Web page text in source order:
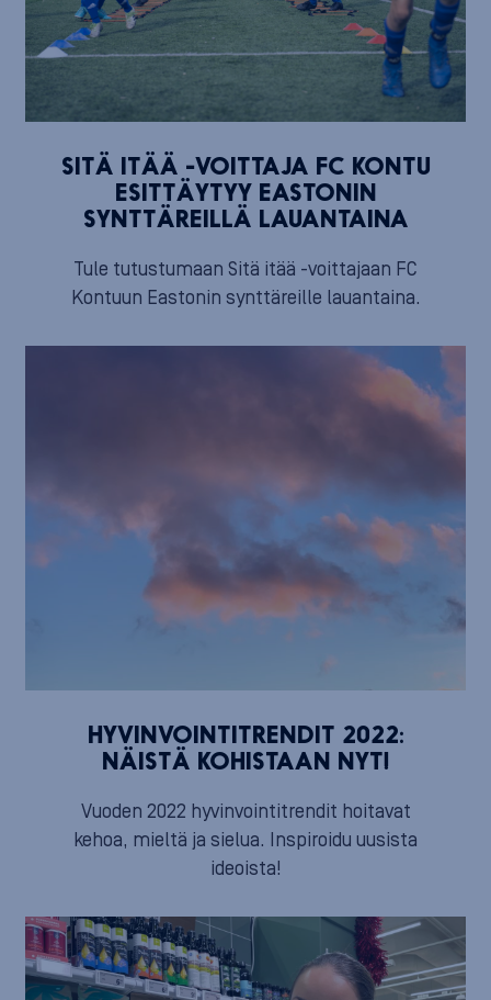
SITÄ ITÄÄ -VOITTAJA FC KONTU
ESITTÄYTYY EASTONIN
SYNTTÄREILLÄ LAUANTAINA
Tule tutustumaan Sitä itää -voittajaan FC
Kontuun Eastonin synttäreille lauantaina.
HYVINVOINTITRENDIT 2022:
NÄISTÄ KOHISTAAN NYT!
Vuoden 2022 hyvinvointitrendit hoitavat
kehoa, mieltä ja sielua. Inspiroidu uusista
ideoista!